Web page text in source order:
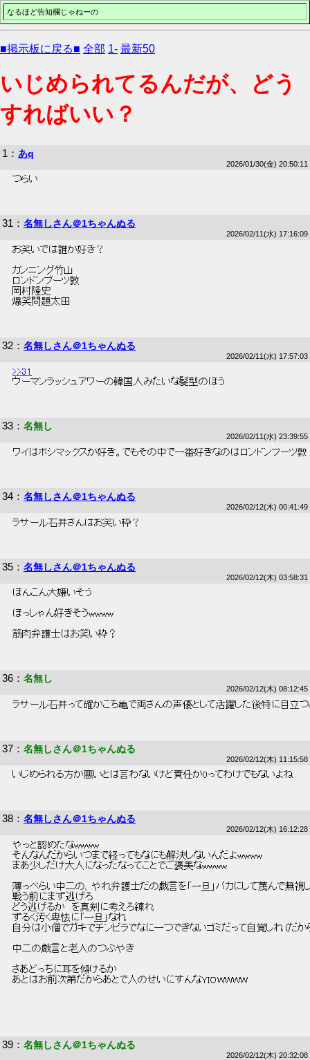
なるほど告知欄じゃねーの
■掲示板に戻る■ 全部 1- 最新50
いじめられてるんだが、どう
すればいい？
1 ： あq
2026/01/30(金) 20:50:11
つらい
31 ： 名無しさん＠1ちゃんぬる
2026/02/11(水) 17:16:09
お笑いでは誰が好き？
カンニング竹山
ロンドンブーツ敦
岡村隆史
爆笑問題太田
32 ： 名無しさん＠1ちゃんぬる
2026/02/11(水) 17:57:03
>>31
ウーマンラッシュアワーの韓国人みたいな髪型のほう
33 ： 名無し
2026/02/11(水) 23:39:55
ワイはボシマックスが好き。でもその中で一番好きなのはロンドンブーツ敦
34 ： 名無しさん＠1ちゃんぬる
2026/02/12(木) 00:41:49
ラサール石井さんはお笑い枠？
35 ： 名無しさん＠1ちゃんぬる
2026/02/12(木) 03:58:31
ほんこん大嫌いそう
ほっしゃん好きそうwwww
筋肉弁護士はお笑い枠？
36 ： 名無し
2026/02/12(木) 08:12:45
ラサール石井って確かこち亀で両さんの声優として活躍した後特に目立
37 ： 名無しさん＠1ちゃんぬる
2026/02/12(木) 11:15:58
いじめられる方が悪いとは言わないけど責任が0ってわけでもないよね
38 ： 名無しさん＠1ちゃんぬる
2026/02/12(木) 16:12:28
やっと認めたなwwww
そんなんだからいつまで経ってもなにも解決しないんだよwwww
まあ少しだけ大人になったなってことでご褒美なwwww
薄っぺらい中二の、やれ弁護士だの戯言を「一旦」バカにして蔑んで無視
戦う前にまず逃げろ
どう逃げるか　を真剣に考えろ練れ
ずるく汚く卑怯に「一旦」なれ
自分は小僧でガキでチンピラでなに一つできないゴミだって自覚しれ（だか
中二の戯言と老人のつぶやき
さあどっちに耳を傾けるか
あとはお前次第だからあとで人のせいにすんなYIOWWWW
39 ： 名無しさん＠1ちゃんぬる
2026/02/12(木) 20:32:08